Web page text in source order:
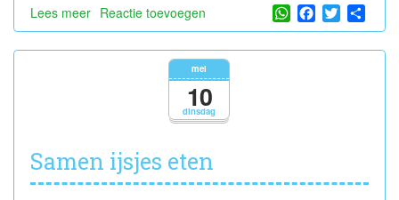
Lees meer over
Op
de
Reactie toevoegen WhatsApp
Facebook
Twitter
dinsdag
mei
10
Samen ijsjes eten